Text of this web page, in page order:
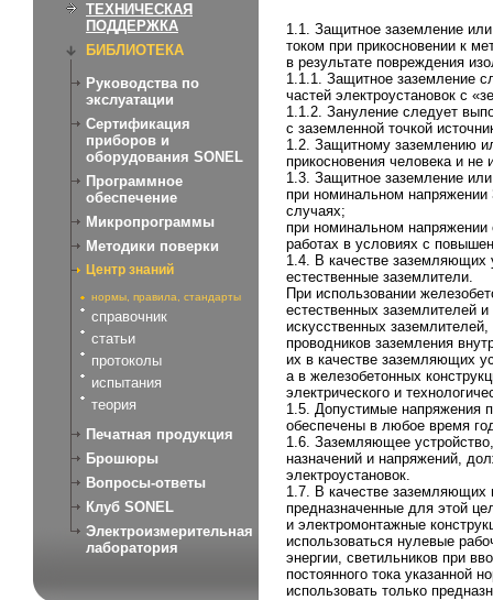
ТЕХНИЧЕСКАЯ
ПОДДЕРЖКА
БИБЛИОТЕКА
Руководства по
экслуатации
Сертификация
приборов и
оборудования SONEL
Программное
обеспечение
Микропрограммы
Методики поверки
Центр знаний
нормы, правила, стандарты
справочник
статьи
протоколы
испытания
теория
Печатная продукция
Брошюры
Вопросы-ответы
Клуб SONEL
Электроизмерительная
лаборатория
1.1. Защитное заземление
током при прикосновении к
в результате повреждения
1.1.1. Защитное заземление
частей электроустановок с
1.1.2. Зануление следует
с заземленной точкой
1.2. Защитному заземлению
прикосновения человека и
1.3. Защитное заземление
при номинальном
случаях;
при номинальном напряжении
работах в условиях с
1.4. В качестве заземляющих
естественные заземлители.
При использовании
естественных заземлителей
искусственных
проводников заземления
их в качестве заземляющих
а в железобетонных
электрического и
1.5. Допустимые напряжения
обеспечены в любое время
1.6. Заземляющее
назначений и напряжений,
электроустановок.
1.7. В качестве заземляющих
предназначенные для этой
и электромонтажные
использоваться нулевые
энергии, светильников при
постоянного тока указанной
использовать только